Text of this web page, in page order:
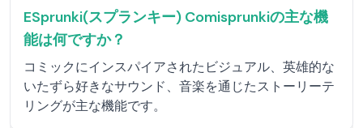
ESprunki(スプランキー) Comisprunkiの主な機
能は何ですか？
コミックにインスパイアされたビジュアル、英雄的な
いたずら好きなサウンド、音楽を通じたストーリーテ
リングが主な機能です。